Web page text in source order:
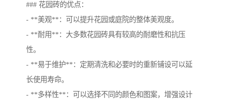
### 花园砖的优点：
- **美观**：可以提升花园或庭院的整体美观度。
- **耐用**：大多数花园砖具有较高的耐磨性和抗压
性。
- **易于维护**：定期清洗和必要时的重新铺设可以延
长使用寿命。
- **多样性**：可以选择不同的颜色和图案，增强设计